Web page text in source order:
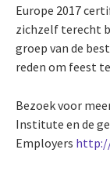
Europe 2017
zichzelf terecht
groep van de
reden om feest
Bezoek voor
Institute en de
Employers